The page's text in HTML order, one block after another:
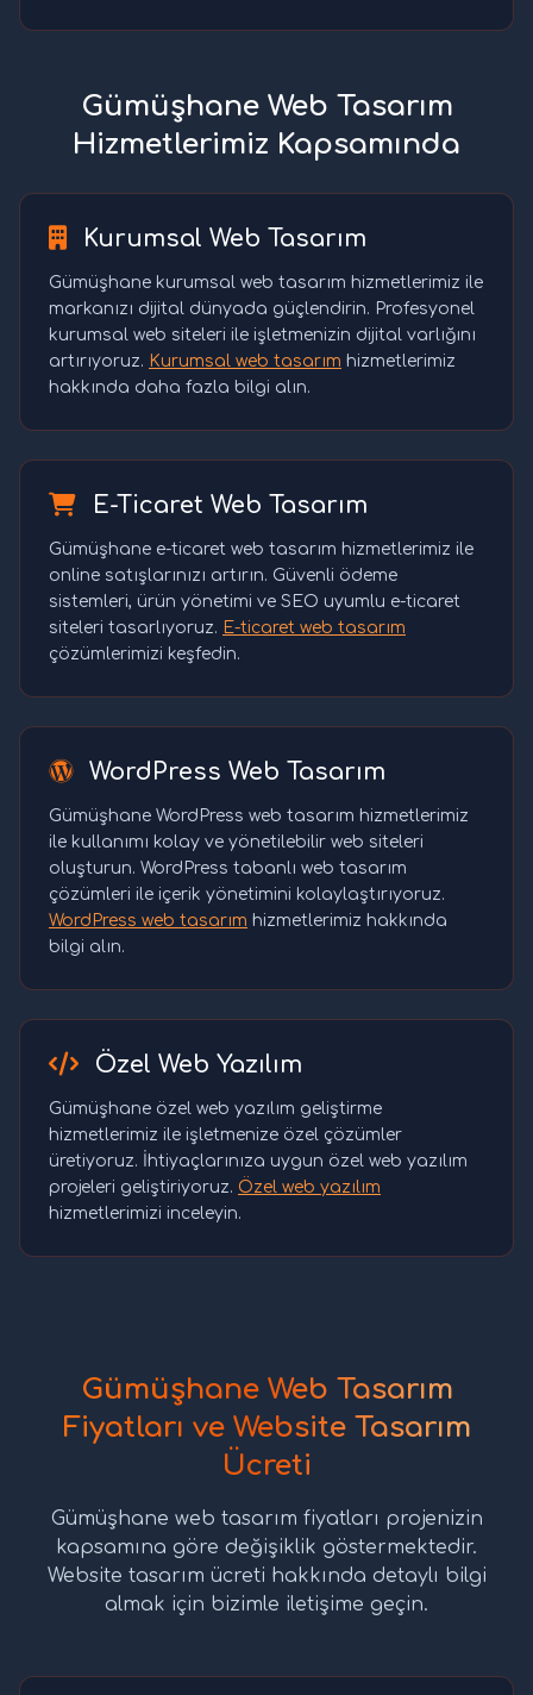
Gümüşhane Web Tasarım
Hizmetlerimiz Kapsamında
Kurumsal Web Tasarım
Gümüşhane kurumsal web tasarım hizmetlerimiz ile
markanızı dijital dünyada güçlendirin. Profesyonel
kurumsal web siteleri ile işletmenizin dijital varlığını
artırıyoruz. Kurumsal web tasarım hizmetlerimiz
hakkında daha fazla bilgi alın.
E-Ticaret Web Tasarım
Gümüşhane e-ticaret web tasarım hizmetlerimiz ile
online satışlarınızı artırın. Güvenli ödeme
sistemleri, ürün yönetimi ve SEO uyumlu e-ticaret
siteleri tasarlıyoruz. E-ticaret web tasarım
çözümlerimizi keşfedin.
WordPress Web Tasarım
Gümüşhane WordPress web tasarım hizmetlerimiz
ile kullanımı kolay ve yönetilebilir web siteleri
oluşturun. WordPress tabanlı web tasarım
çözümleri ile içerik yönetimini kolaylaştırıyoruz.
WordPress web tasarım hizmetlerimiz hakkında
bilgi alın.
Özel Web Yazılım
Gümüşhane özel web yazılım geliştirme
hizmetlerimiz ile işletmenize özel çözümler
üretiyoruz. İhtiyaçlarınıza uygun özel web yazılım
projeleri geliştiriyoruz. Özel web yazılım
hizmetlerimizi inceleyin.
Gümüşhane Web Tasarım
Fiyatları ve Website Tasarım
Ücreti
Gümüşhane web tasarım fiyatları projenizin
kapsamına göre değişiklik göstermektedir.
Website tasarım ücreti hakkında detaylı bilgi
almak için bizimle iletişime geçin.